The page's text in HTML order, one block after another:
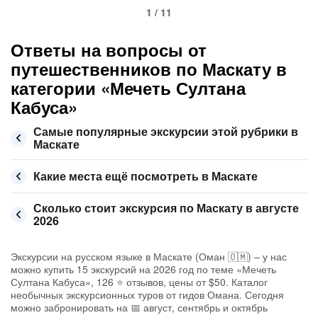
1 / 11
Ответы на вопросы от
путешественников по Маскату в
категории «Мечеть Султана
Кабуса»
Самые популярные экскурсии этой рубрики в
Маскате
Какие места ещё посмотреть в Маскате
Сколько стоит экскурсия по Маскату в августе
2026
Экскурсии на русском языке в Маскате (Оман 🇴🇲) – у нас
можно купить 15 экскурсий на 2026 год по теме «Мечеть
Султана Кабуса», 126 ⭐ отзывов, цены от $50. Каталог
необычных экскурсионных туров от гидов Омана. Сегодня
можно забронировать на 📅 август, сентябрь и октябрь